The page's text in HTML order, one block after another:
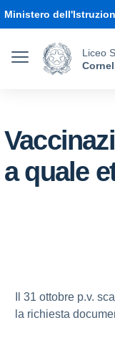
Ministero
Liceo
a quale
Il 31 ottobre p.v.
la richiesta